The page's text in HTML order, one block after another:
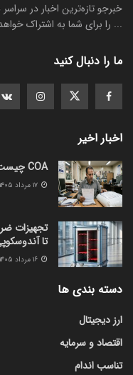
خبرجو تازه‌ترین اخبار در
... را برای شما به اشتراک
ما را دنبال کنید
اخبار اخیر
COA چیست و چرا بدون آن نباید ماده شیمیایی خرید؟
تجهیزات
تا
دسته بندی ها
ارز دیجیتال
اقتصاد و سرمایه
تناسب اندام